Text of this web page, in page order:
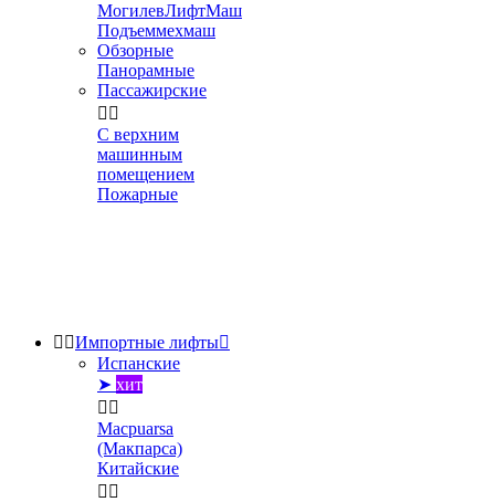
МогилевЛифтМаш
Подъеммехмаш
Обзорные
Панорамные
Пассажирские
 
С верхним
машинным
помещением
Пожарные
 Импортные лифты
Испанские
➤ хит
 
Macpuarsa
(Макпарса)
Китайские
 